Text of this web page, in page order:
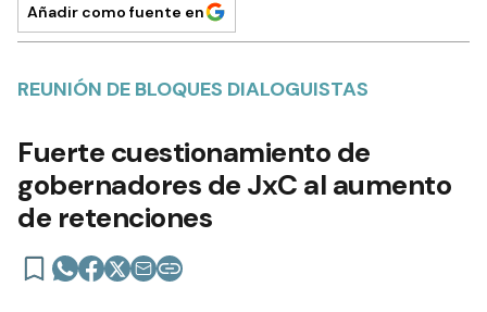
Añadir como fuente en
REUNIÓN DE BLOQUES DIALOGUISTAS
Fuerte cuestionamiento de
gobernadores de JxC al aumento
de retenciones